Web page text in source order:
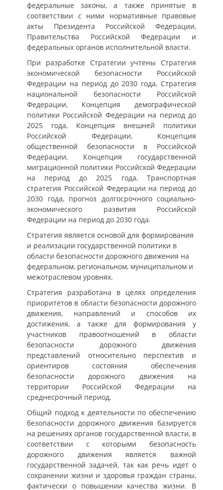
федеральные законы, а также принятые в
соответствии с ними нормативные правовые
акты Президента Российской Федерации,
Правительства Российской Федерации и
федеральных органов исполнительной власти.
При разработке Стратегии учтены Стратегия
экономической безопасности Российской
Федерации на период до 2030 года, Стратегия
национальной безопасности Российской
Федерации, Концепция демографической
политики Российской Федерации на период до
2025 года, Концепция внешней политики
Российской Федерации, Концепция
общественной безопасности в Российской
Федерации, Концепция государственной
миграционной политики Российской Федерации
на период до 2025 года, Транспортная
стратегия Российской Федерации на период до
2030 года, прогноз долгосрочного социально-
экономического развития Российской
Федерации на период до 2030 года.
Стратегия является основой для формирования
и реализации государственной политики в
области безопасности дорожного движения на
федеральном, региональном, муниципальном и
межотраслевом уровнях.
Стратегия разработана в целях определения
приоритетов в области безопасности дорожного
движения, направлений и способов их
достижения, а также для формирования у
участников правоотношений в области
безопасности дорожного движения
представлений относительно перспектив и
ориентиров состояния обеспечения
безопасности дорожного движения на
территории Российской Федерации на
среднесрочный период.
Общий подход к деятельности по обеспечению
безопасности дорожного движения базируется
на решениях органов государственной власти, в
соответствии с которыми безопасность
дорожного движения является важной
государственной задачей, так как речь идет о
сохранении жизни и здоровья граждан страны,
фактически о повышении качества жизни. В